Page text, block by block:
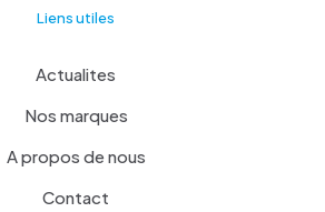
Liens utiles
Actualites
Nos marques
A propos de nous
Contact